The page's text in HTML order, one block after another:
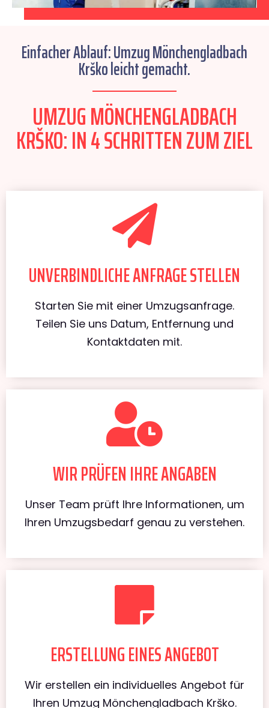
Einfacher Ablauf: Umzug Mönchengladbach
Krško leicht gemacht.
UMZUG MÖNCHENGLADBACH
KRŠKO: IN 4 SCHRITTEN ZUM ZIEL
UNVERBINDLICHE ANFRAGE STELLEN
Starten Sie mit einer Umzugsanfrage.
Teilen Sie uns Datum, Entfernung und
Kontaktdaten mit.
WIR PRÜFEN IHRE ANGABEN
Unser Team prüft Ihre Informationen, um
Ihren Umzugsbedarf genau zu verstehen.
ERSTELLUNG EINES ANGEBOT
Wir erstellen ein individuelles Angebot für
Ihren Umzug Mönchengladbach Krško.